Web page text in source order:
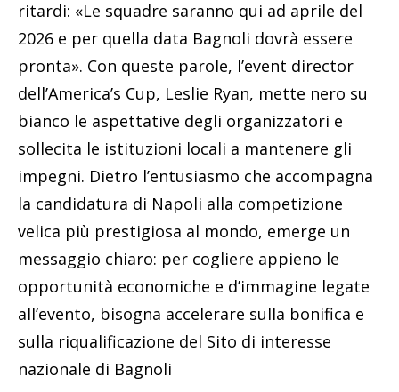
ritardi: «Le squadre saranno qui ad aprile del
2026 e per quella data Bagnoli dovrà essere
pronta». Con queste parole, l’event director
dell’America’s Cup, Leslie Ryan, mette nero su
bianco le aspettative degli organizzatori e
sollecita le istituzioni locali a mantenere gli
impegni. Dietro l’entusiasmo che accompagna
la candidatura di Napoli alla competizione
velica più prestigiosa al mondo, emerge un
messaggio chiaro: per cogliere appieno le
opportunità economiche e d’immagine legate
all’evento, bisogna accelerare sulla bonifica e
sulla riqualificazione del Sito di interesse
nazionale di Bagnoli